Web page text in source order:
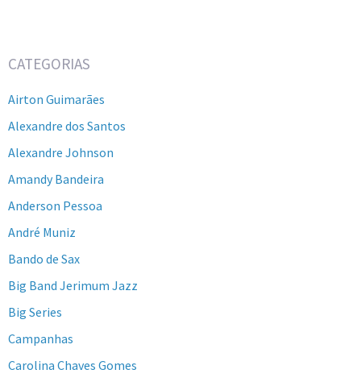
CATEGORIAS
Airton Guimarães
Alexandre dos Santos
Alexandre Johnson
Amandy Bandeira
Anderson Pessoa
André Muniz
Bando de Sax
Big Band Jerimum Jazz
Big Series
Campanhas
Carolina Chaves Gomes